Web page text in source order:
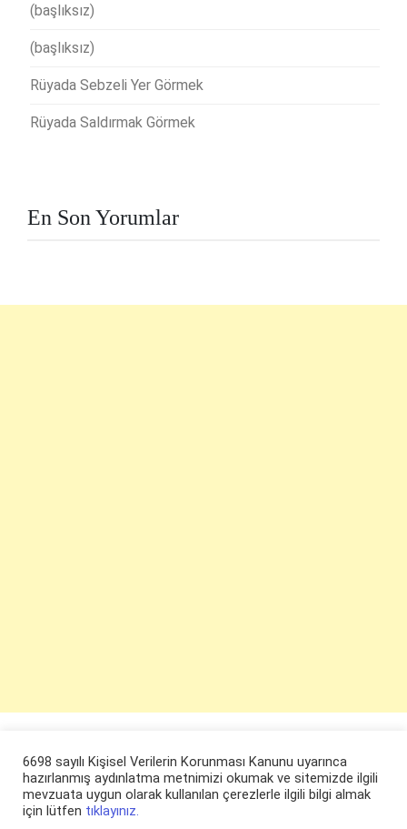
(başlıksız)
(başlıksız)
Rüyada Sebzeli Yer Görmek
Rüyada Saldırmak Görmek
En Son Yorumlar
6698 sayılı Kişisel Verilerin Korunması Kanunu uyarınca
hazırlanmış aydınlatma metnimizi okumak ve sitemizde ilgili
mevzuata uygun olarak kullanılan çerezlerle ilgili bilgi almak
için lütfen tıklayınız.